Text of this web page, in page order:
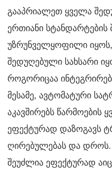
გააპრიალეთ ყველა
ერთიანი სტანდარტების
უზრუნველყოფილი
შედუღებული სახსარი
როგორიცაა
მესამე, ავტომატური
აკავშირებს
ეფექტურად დაზოგავს
ღირებულებას და
შეუძლია ეფექტურად